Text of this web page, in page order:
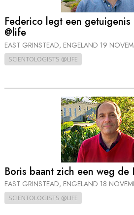
Federico legt een
@life
EAST GRINSTEAD, ENGELAND 19
SCIENTOLOGISTS @LIFE
Boris baant zich een weg de
EAST GRINSTEAD, ENGELAND 18
SCIENTOLOGISTS @LIFE